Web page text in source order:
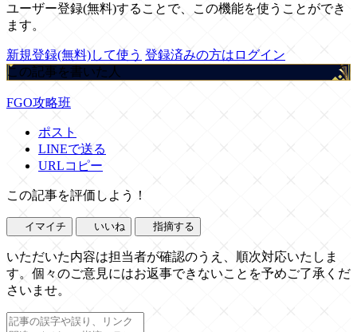
ユーザー登録(無料)することで、この機能を使うことができ
ます。
新規登録(無料)して使う 登録済みの方はログイン
この記事を書いた人
FGO攻略班
ポスト
LINEで送る
URLコピー
この記事を評価しよう！
イマイチ いいね 指摘する
いただいた内容は担当者が確認のうえ、順次対応いたしま
す。個々のご意見にはお返事できないことを予めご了承くだ
さいませ。